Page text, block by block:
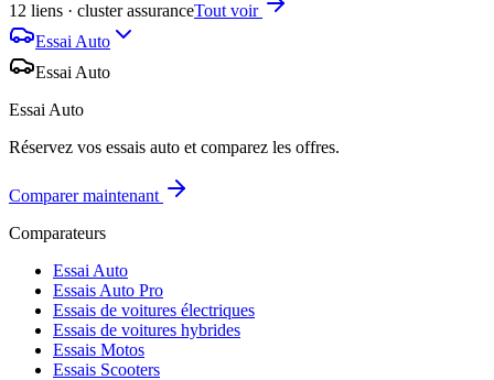
12 liens · cluster assuranceTout voir
Essai Auto
Essai Auto
Essai Auto
Réservez vos essais auto et comparez les offres.
Comparer maintenant
Comparateurs
Essai Auto
Essais Auto Pro
Essais de voitures électriques
Essais de voitures hybrides
Essais Motos
Essais Scooters